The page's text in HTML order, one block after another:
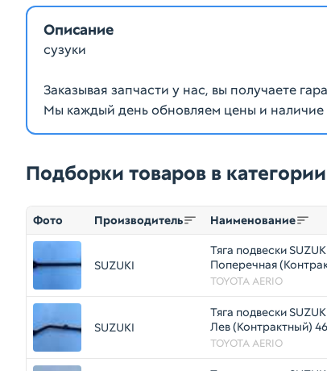
Описание
сузуки
Заказывая запчасти у нас, вы получаете
Мы каждый день обновляем цены и
Подборки товаров в
Фото Производитель Наименование
SUZUKI
Тяга подвески
Поперечная
TOYOTA AERIO
SUZUKI
Тяга подвески
Лев (Контрактный)
TOYOTA AERIO